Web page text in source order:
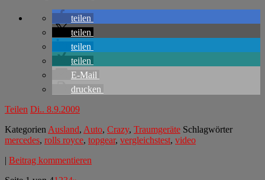
teilen
teilen
teilen
teilen
E-Mail
drucken
Teilen Di.. 8.9.2009
Kategorien Ausland, Auto, Crazy, Traumgeräte Schlagwörter
mercedes, rolls royce, topgear, vergleichstest, video
| Beitrag kommentieren